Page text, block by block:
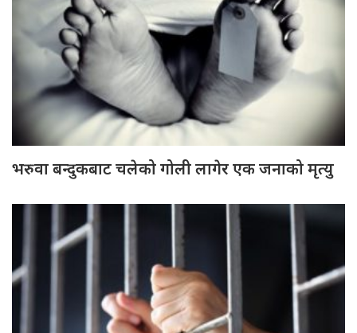
भरुवा बन्दुकबाट चलेको गोली लागेर एक जनाको मृत्यु